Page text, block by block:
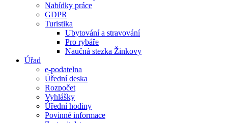
Nabídky práce
GDPR
Turistika
Ubytování a stravování
Pro rybáře
Naučná stezka Žinkovy
Úřad
e-podatelna
Úřední deska
Rozpočet
Vyhlášky
Úřední hodiny
Povinné informace